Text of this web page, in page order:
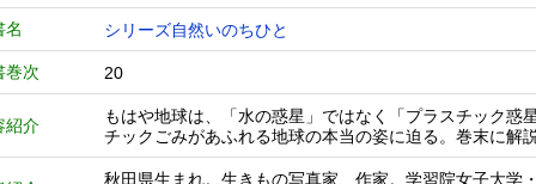
名 シリーズ自然いのちひと
巻次 20
紹介
もはや地球は、「水の惑星」ではなく「プラスチック
チックごみがあふれる地球の本当の姿に迫る。巻末に解
秋田県生まれ。生きもの写真家、作家。学習院女子大学